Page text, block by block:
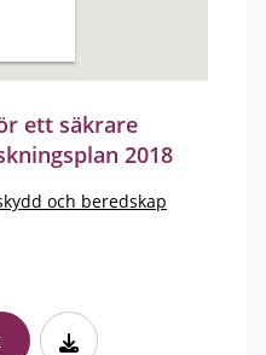
ett säkrare
2018
och beredskap